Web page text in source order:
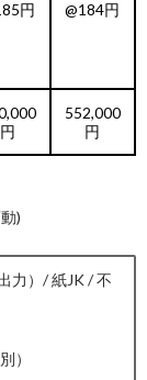
円 @184円
円
552,000
円
)
）/ 紙JK / 不